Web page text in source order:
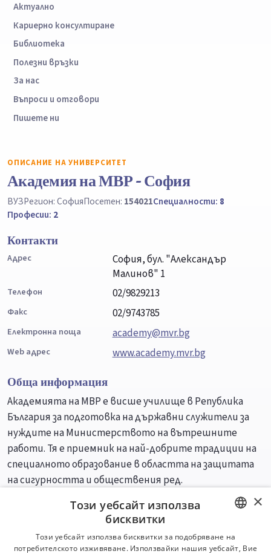
Актуално
Кариерно консултиране
Библиотека
Полезни връзки
За нас
Въпроси и отговори
Пишете ни
ОПИСАНИЕ НА УНИВЕРСИТЕТ
Академия на МВР - София
ВУЗРегион: СофияПосетен: 154021Специалности: 8
Професии: 2
Контакти
Адрес
София, бул. "Александър
Малинов" 1
Телефон 02/9829213
Факс 02/9743785
Електронна поща academy@mvr.bg
Web адрес
www.academy.mvr.bg
Обща информация
Академията на МВР е висше училище в Република
България за подготовка на държавни служители за
нуждите на Министерството на вътрешните
работи. Тя е приемник на най-добрите традиции на
специалното образование в областта на защитата
на сигурността и обществения ред.
Специалности Професии
BULGARIAN
×
Този уебсайт използва
бисквитки
Този уебсайт използва бисквитки за подобряване на
потребителското изживяване. Използвайки нашия уебсайт, Вие